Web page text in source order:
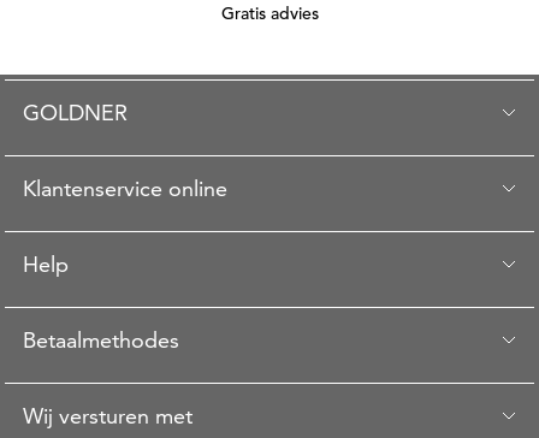
Gratis advies
GOLDNER
Klantenservice online
Help
Betaalmethodes
Wij versturen met